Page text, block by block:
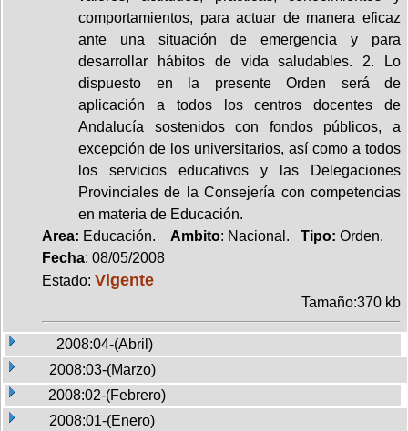
comportamientos, para actuar de manera eficaz
ante una situación de emergencia y para
desarrollar hábitos de vida saludables. 2. Lo
dispuesto en la presente Orden será de
aplicación a todos los centros docentes de
Andalucía sostenidos con fondos públicos, a
excepción de los universitarios, así como a todos
los servicios educativos y las Delegaciones
Provinciales de la Consejería con competencias
en materia de Educación.
Area: Educación. Ambito: Nacional. Tipo: Orden.
Fecha: 08/05/2008
Estado: Vigente
Tamaño:370 kb
2008:04-(Abril)
2008:03-(Marzo)
2008:02-(Febrero)
2008:01-(Enero)